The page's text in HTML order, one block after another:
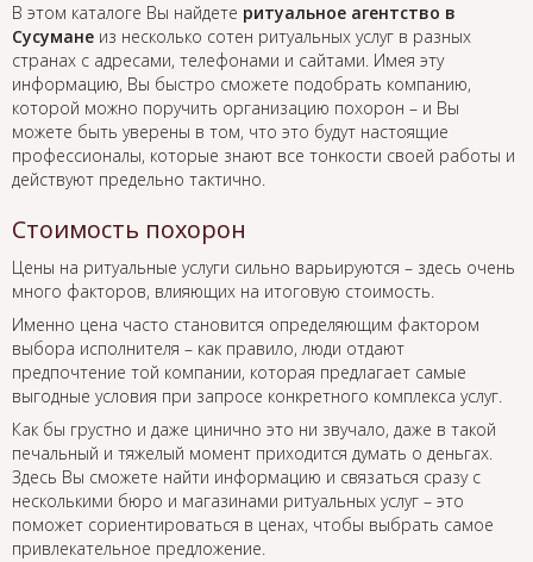
В этом каталоге Вы найдете ритуальное агентство в
Сусумане из несколько сотен ритуальных услуг в разных
странах с адресами, телефонами и сайтами. Имея эту
информацию, Вы быстро сможете подобрать компанию,
которой можно поручить организацию похорон – и Вы
можете быть уверены в том, что это будут настоящие
профессионалы, которые знают все тонкости своей работы и
действуют предельно тактично.
Стоимость похорон
Цены на ритуальные услуги сильно варьируются – здесь очень
много факторов, влияющих на итоговую стоимость.
Именно цена часто становится определяющим фактором
выбора исполнителя – как правило, люди отдают
предпочтение той компании, которая предлагает самые
выгодные условия при запросе конкретного комплекса услуг.
Как бы грустно и даже цинично это ни звучало, даже в такой
печальный и тяжелый момент приходится думать о деньгах.
Здесь Вы сможете найти информацию и связаться сразу с
несколькими бюро и магазинами ритуальных услуг – это
поможет сориентироваться в ценах, чтобы выбрать самое
привлекательное предложение.